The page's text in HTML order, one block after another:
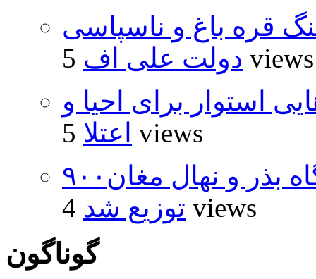
قره باغ و ناسپاسی
دولت علی اف 5 views
استوار برای احیا و
اعتلا 5 views
۹۰۰هزار اصله نهال توسط ایستگاه بذر و نهال مغان
توزیع شد 4 views
گوناگون